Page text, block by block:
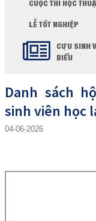
CUỘC THI HỌC
LỄ TỐT NGHIỆP
CỰU SINH
BIỂU
Danh sách
sinh viên học
04-06-2026